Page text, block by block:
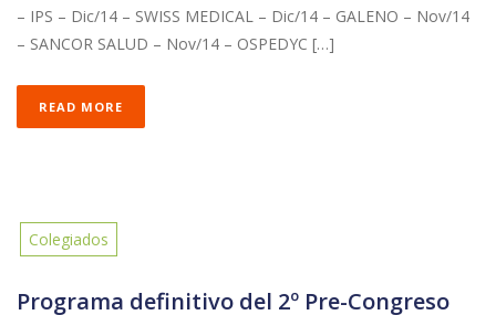
– IPS – Dic/14 – SWISS MEDICAL – Dic/14 – GALENO – Nov/14
– SANCOR SALUD – Nov/14 – OSPEDYC […]
READ MORE
Colegiados
Programa definitivo del 2º Pre-Congreso